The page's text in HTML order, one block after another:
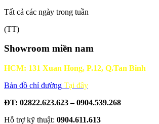
Tất cả các ngày trong tuần
(TT)
Showroom miền nam
HCM: 131 Xuan Hong, P.12, Q.Tan Binh
Bản đồ chỉ đường Tại đây
ĐT: 02822.623.623 – 0904.539.268
Hỗ trợ kỹ thuật: 0904.611.613